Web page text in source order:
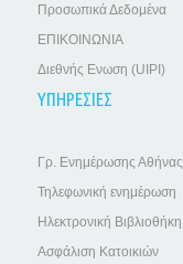
Προσωπικά Δεδομένα
ΕΠΙΚΟΙΝΩΝΙΑ
Διεθνής Ενωση (UIPI)
ΥΠΗΡΕΣΙΕΣ
Γρ. Ενημέρωσης Αθήνας
Τηλεφωνική ενημέρωση
Ηλεκτρονική Βιβλιοθήκη
Ασφάλιση Κατοικιών